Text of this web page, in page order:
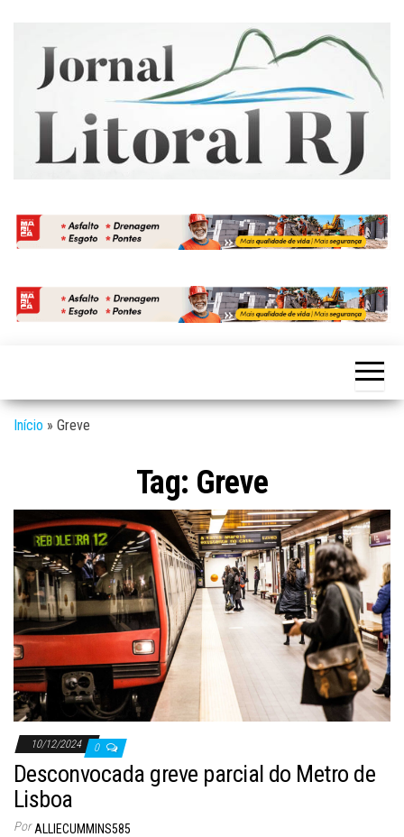
content
Jornal
Litoral
Início » Greve
Tag: Greve
10/12/2024 0
Desconvocada greve parcial do Metro de
Lisboa
Por ALLIECUMMINS585